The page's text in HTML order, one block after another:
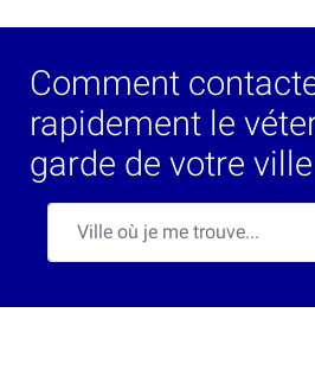
Comment
rapidement le
garde de votre